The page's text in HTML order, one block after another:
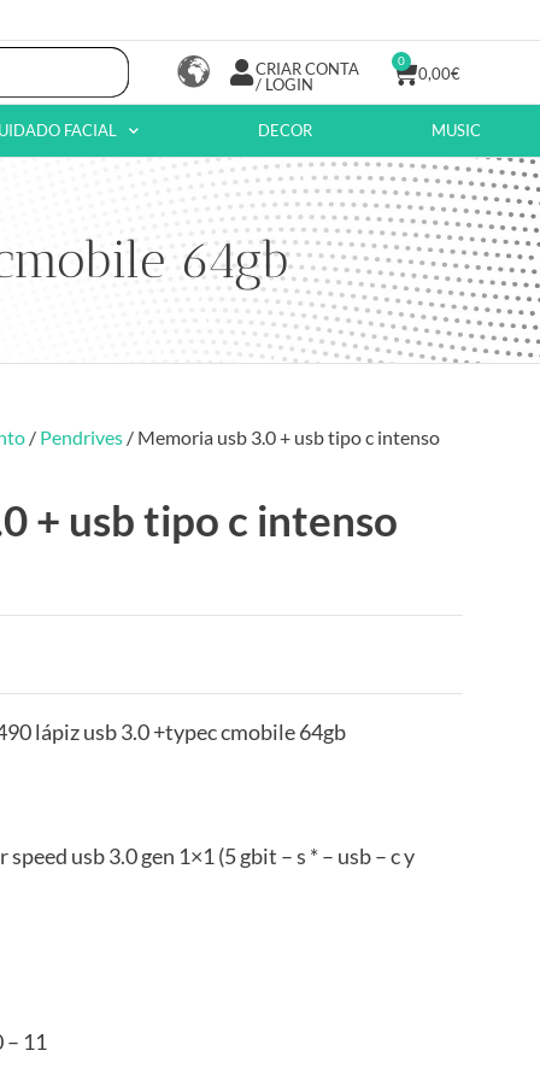
CRIAR CONTA
/ LOGIN
0,00€
0
FACIAL DECOR MUSIC
64gb
/ Pendrives / Memoria usb 3.0 + usb tipo c intenso
+ usb tipo c intenso
lápiz usb 3.0 +typec cmobile 64gb
usb 3.0 gen 1×1 (5 gbit – s * – usb – c y
– 11